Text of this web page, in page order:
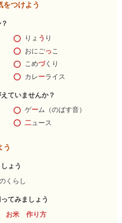
をつけよう
りょ う り
おにごっこ
こめづくり
カレーライス
ていませんか？
ゲーム（のばす音）
二ュース
う
ょう
くらし
てみましょう
お米 作り方